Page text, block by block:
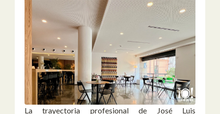
La trayectoria profesional de José Luis